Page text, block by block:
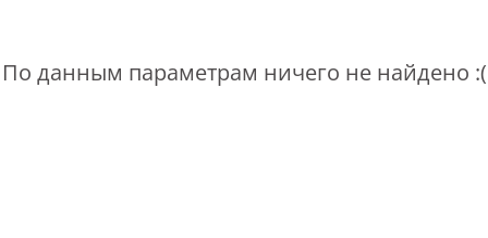
По данным параметрам ничего не найдено :(